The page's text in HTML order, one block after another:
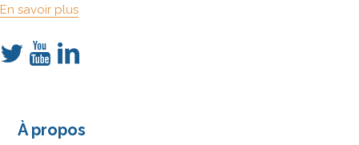
En savoir plus
À propos